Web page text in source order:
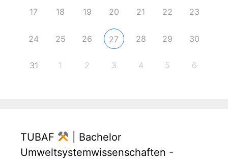
17 18 19 20 21 22 23
24 25 26 27 28 29 30
31 1 2 3 4 5 6
TUBAF
| Bachelor
Umweltsystemwissenschaften -